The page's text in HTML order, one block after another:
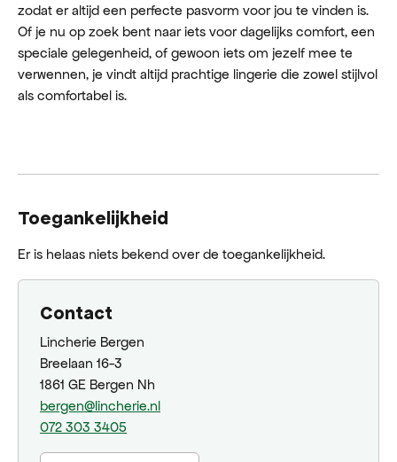
zodat er altijd een perfecte pasvorm voor jou te vinden is.
Of je nu op zoek bent naar iets voor dagelijks comfort, een
speciale gelegenheid, of gewoon iets om jezelf mee te
verwennen, je vindt altijd prachtige lingerie die zowel stijlvol
als comfortabel is.
Toegankelijkheid
Er is helaas niets bekend over de toegankelijkheid.
Contact
Lincherie Bergen
Breelaan 16-3
1861 GE Bergen Nh
bergen@lincherie.nl
072 303 3405